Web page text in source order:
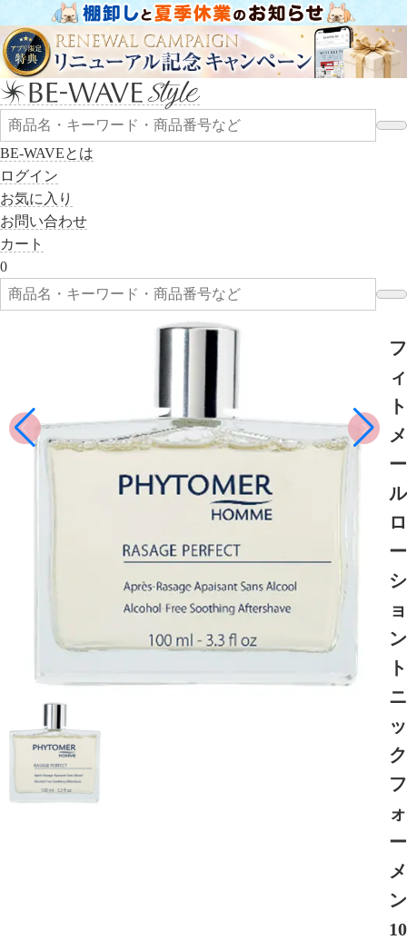
BE-WAVEとは
ログイン
お気に入り
お問い合わせ
カート
0
フ
ィ
ト
メ
ー
ル
ロ
ー
シ
ョ
ン
ト
ニ
ッ
ク
フ
ォ
ー
メ
ン
10